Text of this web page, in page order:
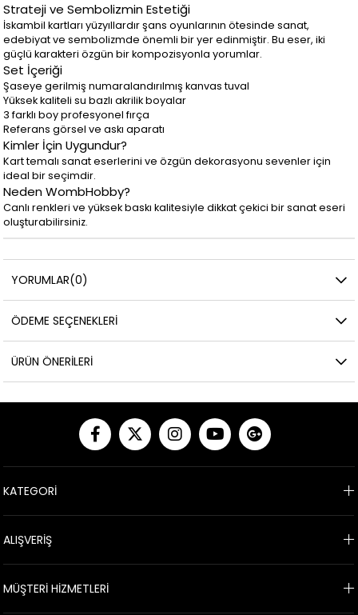
Strateji ve Sembolizmin Estetiği
İskambil kartları yüzyıllardır şans oyunlarının ötesinde sanat,
edebiyat ve sembolizmde önemli bir yer edinmiştir. Bu eser, iki
güçlü karakteri özgün bir kompozisyonla yorumlar.
Set İçeriği
Şaseye gerilmiş numaralandırılmış kanvas tuval
Yüksek kaliteli su bazlı akrilik boyalar
3 farklı boy profesyonel fırça
Referans görsel ve askı aparatı
Kimler İçin Uygundur?
Kart temalı sanat eserlerini ve özgün dekorasyonu sevenler için
ideal bir seçimdir.
Neden WombHobby?
Canlı renkleri ve yüksek baskı kalitesiyle dikkat çekici bir sanat eseri
oluşturabilirsiniz.
YORUMLAR(0)
ÖDEME SEÇENEKLERI
ÜRÜN ÖNERILERI
KATEGORİ
ALIŞVERİŞ
MÜŞTERİ HİZMETLERİ